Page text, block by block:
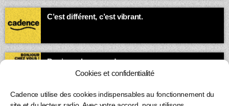
Cookies et confidentialité
Cadence utilise des cookies indispensables au fonctionnement du
C’est différent, c’est vibrant.
Bonjour chez vous !
Animé par Loïc